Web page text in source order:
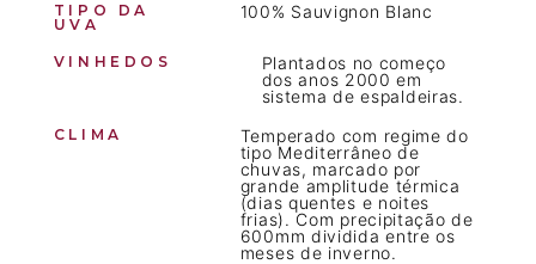
TIPO DA
UVA
100% Sauvignon Blanc
VINHEDOS
Plantados no começo
dos anos 2000 em
sistema de espaldeiras.
CLIMA
Temperado com regime do
tipo Mediterrâneo de
chuvas, marcado por
grande amplitude térmica
(dias quentes e noites
frias). Com precipitação de
600mm dividida entre os
meses de inverno.